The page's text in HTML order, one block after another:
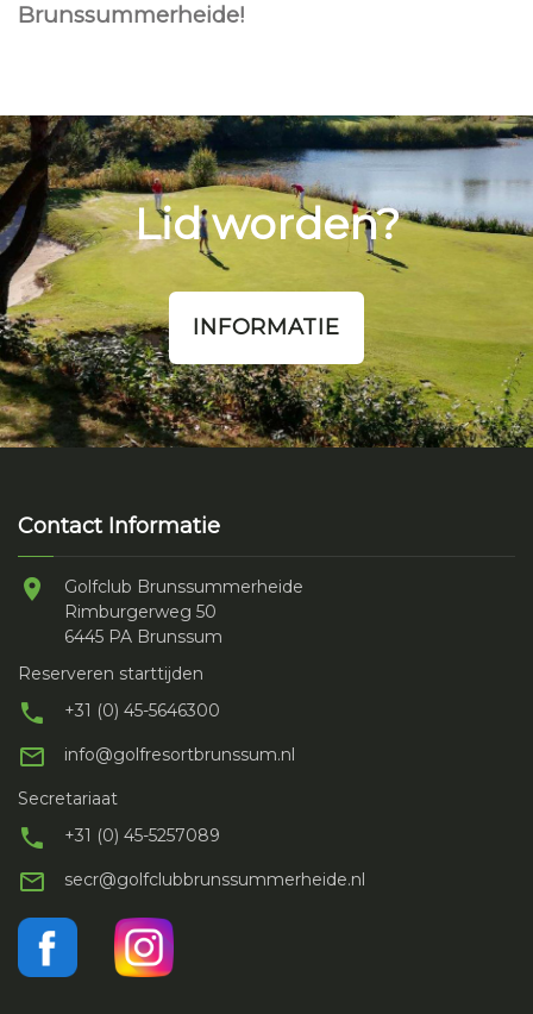
Brunssummerheide!
Lid worden?
INFORMATIE
Contact Informatie
Golfclub Brunssummerheide
Rimburgerweg 50
6445 PA Brunssum
Reserveren starttijden
+31 (0) 45-5646300
info@golfresortbrunssum.nl
Secretariaat
+31 (0) 45-5257089
secr@golfclubbrunssummerheide.nl